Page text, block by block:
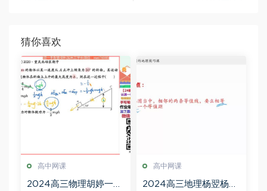
猜你喜欢
高中网课
2024高三物理胡婷一轮
高中网课
2024高三地理杨翌杨翌